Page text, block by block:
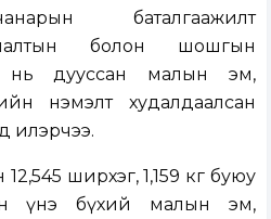
баталгаажилт
болон шошгын
нь дууссан малын эм,
нэмэлт худалдаалсан
илэрчээ.
ширхэг, 1,159 кг буюу
үнэ бүхий малын эм,